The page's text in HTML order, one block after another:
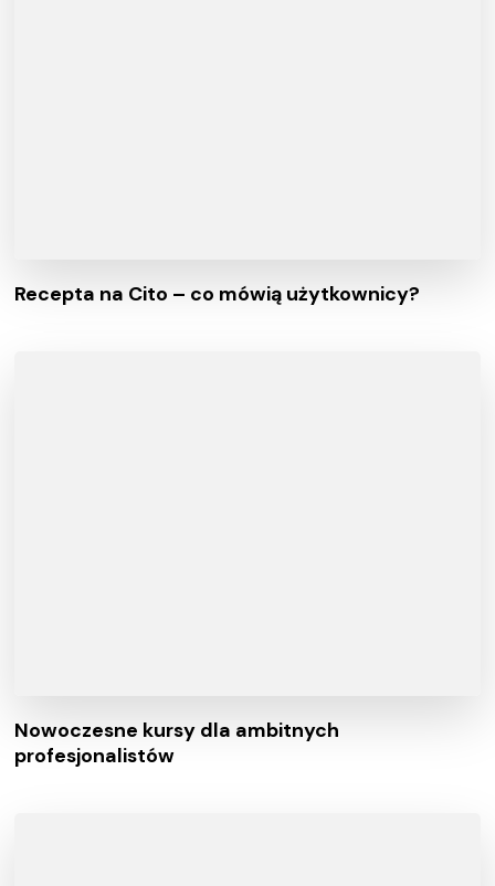
Recepta na Cito – co mówią użytkownicy?
Nowoczesne kursy dla ambitnych
profesjonalistów